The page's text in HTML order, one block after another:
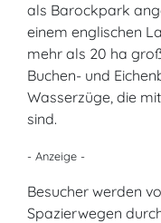
als Barockpark
einem englischen
mehr als 20 ha
Buchen- und
Wasserzüge, die
sind.
- Anzeige -
Besucher werden
Spazierwegen